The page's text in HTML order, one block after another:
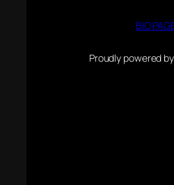
BIO
Proudly powered by